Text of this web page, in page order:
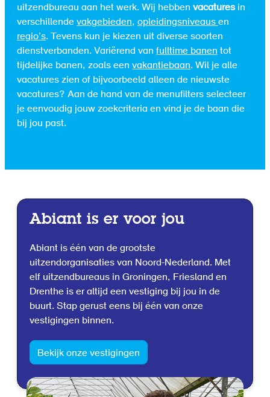
uitzendbureau aan het werk. Wij hebben vacatures in
verschillende vakgebieden, opleidingsniveaus en
regio’s. Tevens kun je kiezen uit diverse soorten
dienstverbanden. Variërend van fulltime banen tot
tijdelijke banen, zoals een vakantiebaan. Wil je alle
vacatures zien of bijvoorbeeld alleen de nieuwste
vacatures? Aan de hand van de menufilters selecteer
je eenvoudig jouw zoekcriteria en vind je de baan die
bij jou past.
Abiant is er voor jou
Abiant is één van de grootste
uitzendorganisaties van Noord-Nederland. Met
elf uitzendbureaus in Groningen, Friesland en
Drenthe is er altijd een vestiging bij jou in de
buurt. Stap gerust eens bij één van onze
vestigingen binnen.
Bekijk onze vestigingen